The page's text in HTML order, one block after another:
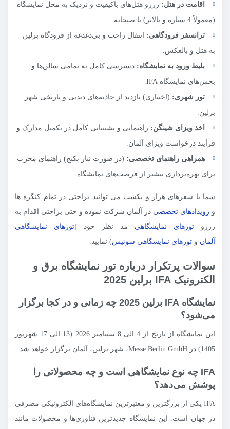
اقامت در هتل: رزرو هتل‌های باکیفیت و نزدیک به محل نمایشگاه
(معمولاً 4 ستاره و بالاتر) با صبحانه.
ترانسفر فرودگاهی: انتقال راحت و بی‌دغدغه از فرودگاه برلین
به هتل و بالعکس.
بلیط ورود به نمایشگاه: دسترسی کامل به تمامی سالن‌ها و
بخش‌های نمایشگاه IFA.
تور شهری: (اختیاری) بازدید از جاذبه‌های دیدنی و تاریخی شهر
برلین.
اخذ ویزای شینگن: راهنمایی و پشتیبانی کامل در تکمیل مدارک و
فرآیند درخواست ویزای آلمان.
همراهی راهنمای تخصصی: (در صورت نیاز پکیج) راهنمای مجرب
برای بهره‌برداری بیشتر از فرصت‌های نمایشگاه.
شما با سفرهای هزار و یکشب می توانید براحتی در تمام کنگره ها
و رویدادهای تخصصی در آلمان شرکت نموده و حتی براحتی اقدام به
رزرو تورهای نمایشگاهی مد نظر خود (تورهای نمایشگاهی
آلمان و تورهای نمایشگاهی سوئیس) نمایید.
سوالات پرتکرار درباره تور نمایشگاه برق و
الکترونیک IFA برلین 2025
نمایشگاه IFA برلین 2025 چه زمانی و در کجا برگزار
می‌شود؟
این نمایشگاه از تاریخ از 4 الی 8 سپتامبر 2026 (13 الی 17 شهریور
1405) در Messe Berlin GmbH، شهر برلین، آلمان برگزار خواهد شد.
IFA چه نوع نمایشگاهی است و چه محصولاتی را
پوشش می‌دهد؟
IFA یکی از بزرگترین و معتبرترین نمایشگاه‌های الکترونیکی مصرفی
در جهان است. این نمایشگاه جدیدترین فناوری‌ها و محصولات مانند